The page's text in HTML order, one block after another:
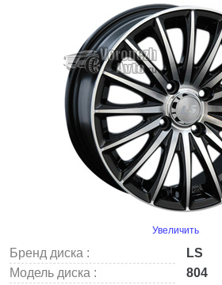
Увеличить
Бренд диска :
LS
Модель диска :
804